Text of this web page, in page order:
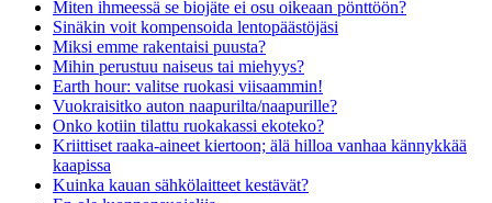
Miten ihmeessä se biojäte ei osu oikeaan pönttöön?
Sinäkin voit kompensoida lentopäästöjäsi
Miksi emme rakentaisi puusta?
Mihin perustuu naiseus tai miehyys?
Earth hour: valitse ruokasi viisaammin!
Vuokraisitko auton naapurilta/naapurille?
Onko kotiin tilattu ruokakassi ekoteko?
Kriittiset raaka-aineet kiertoon; älä hilloa vanhaa kännykkää
kaapissa
Kuinka kauan sähkölaitteet kestävät?